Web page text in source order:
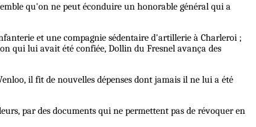
qu'on ne peut éconduire un honorable général qui a
et une compagnie sédentaire d'artillerie à Charleroi ;
qui lui avait été confiée, Dollin du Fresnel avança des
il fit de nouvelles dépenses dont jamais il ne lui a été
par des documents qui ne permettent pas de révoquer en